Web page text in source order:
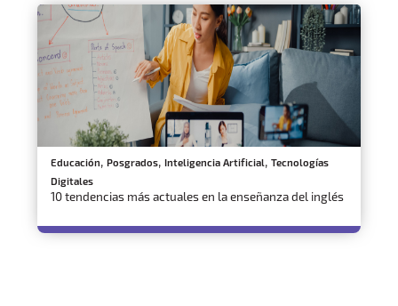
Educación, Posgrados, Inteligencia Artificial, Tecnologías
Digitales
10 tendencias más actuales en la enseñanza del inglés